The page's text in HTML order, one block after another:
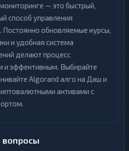
— это быстрый,
способ управления
обновляемые курсы,
и удобная система
делают процесс
и эффективным. Выбирайте
Algorand алго на Даш и
активами с
вопросы